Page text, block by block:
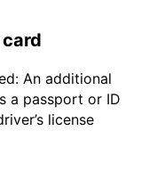
An additional
a passport or ID
license